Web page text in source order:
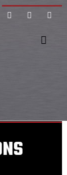
FacebookTwitter